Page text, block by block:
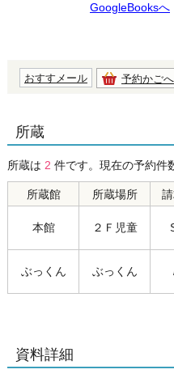
GoogleBooksへ
おすすメール 予約かごへ
所蔵
所蔵は 2 件です。現在の予約件
所蔵館 所蔵場所
本館 ２Ｆ児童
ぶっくん ぶっくん
資料詳細